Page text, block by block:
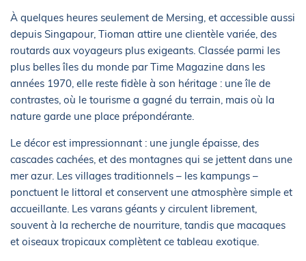
À quelques heures seulement de Mersing, et accessible aussi
depuis Singapour, Tioman attire une clientèle variée, des
routards aux voyageurs plus exigeants. Classée parmi les
plus belles îles du monde par Time Magazine dans les
années 1970, elle reste fidèle à son héritage : une île de
contrastes, où le tourisme a gagné du terrain, mais où la
nature garde une place prépondérante.
Le décor est impressionnant : une jungle épaisse, des
cascades cachées, et des montagnes qui se jettent dans une
mer azur. Les villages traditionnels – les kampungs –
ponctuent le littoral et conservent une atmosphère simple et
accueillante. Les varans géants y circulent librement,
souvent à la recherche de nourriture, tandis que macaques
et oiseaux tropicaux complètent ce tableau exotique.